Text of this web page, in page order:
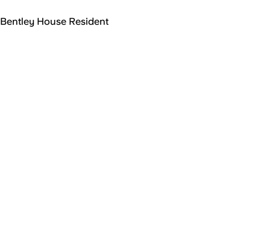
Bentley House Resident